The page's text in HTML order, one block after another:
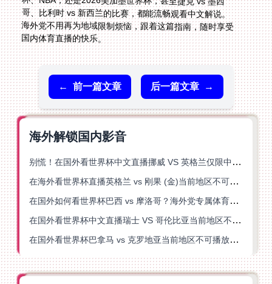
国内体育直播的快乐。
← 前一篇文章 后一篇文章 →
海外解锁国内影音
别慌！在国外看世界杯中文直播挪威 VS 英格兰仅限中国大陆？这篇指南帮你搞定
在海外看世界杯直播英格兰 vs 刚果 (金)当前地区不可播放？这篇指南帮你突破所有限制
在国外如何看世界杯巴西 vs 摩洛哥？海外党专属体育观赛指南来了
在国外看世界杯中文直播瑞士 VS 哥伦比亚当前地区不可播放？这篇指南帮你搞定
在国外看世界杯巴拿马 vs 克罗地亚当前地区不可播放？这篇指南帮你轻松解决海外体育直播难题